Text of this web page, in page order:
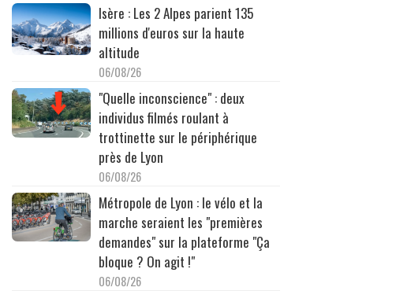
Isère : Les 2 Alpes parient 135
millions d'euros sur la haute
altitude
06/08/26
"Quelle inconscience" : deux
individus filmés roulant à
trottinette sur le périphérique
près de Lyon
06/08/26
Métropole de Lyon : le vélo et la
marche seraient les "premières
demandes" sur la plateforme "Ça
bloque ? On agit !"
06/08/26